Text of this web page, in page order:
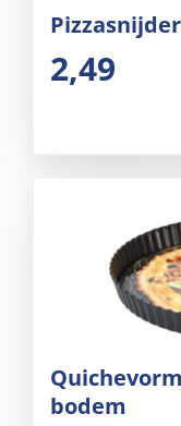
2,49
bodem